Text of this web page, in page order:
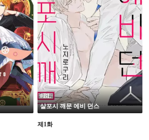
19
#BL
살포시 깨문 에비 던스
제1화